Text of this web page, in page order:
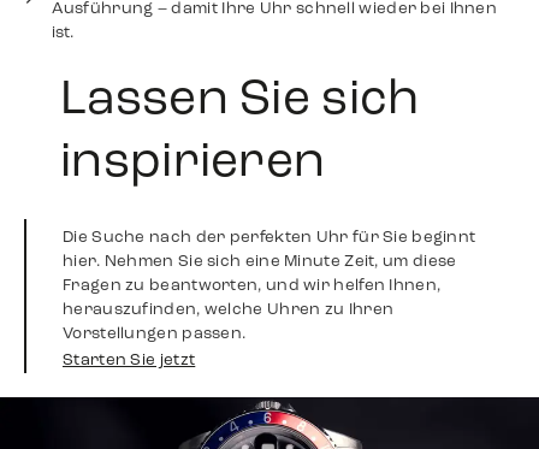
Ausführung – damit Ihre Uhr schnell wieder bei Ihnen
ist.
Lassen Sie sich
inspirieren
Die Suche nach der perfekten Uhr für Sie beginnt
hier. Nehmen Sie sich eine Minute Zeit, um diese
Fragen zu beantworten, und wir helfen Ihnen,
herauszufinden, welche Uhren zu Ihren
Vorstellungen passen.
Starten Sie jetzt